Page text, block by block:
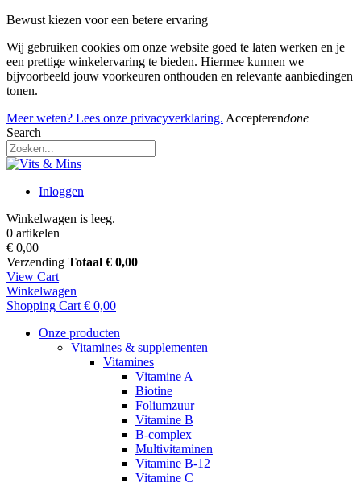
Bewust kiezen voor een betere ervaring
Wij gebruiken cookies om onze website goed te laten werken en je
een prettige winkelervaring te bieden. Hiermee kunnen we
bijvoorbeeld jouw voorkeuren onthouden en relevante aanbiedingen
tonen.
Meer weten? Lees onze privacyverklaring. Accepterendone
Search
Inloggen
Winkelwagen is leeg.
0 artikelen
€ 0,00
Verzending Totaal € 0,00
View Cart
Winkelwagen
Shopping Cart € 0,00
Onze producten
Vitamines & supplementen
Vitamines
Vitamine A
Biotine
Foliumzuur
Vitamine B
B-complex
Multivitaminen
Vitamine B-12
Vitamine C